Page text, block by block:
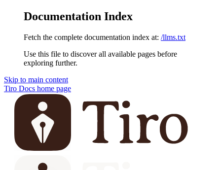
Documentation Index
Fetch the complete documentation index at: /llms.txt
Use this file to discover all available pages before
exploring further.
Skip to main content
Tiro Docs home page